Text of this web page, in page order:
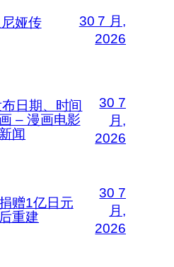
娅传
30 7 月,
2026
日期、时间
– 漫画电影
闻
30 7
月,
2026
赠1亿日元
重建
30 7
月,
2026